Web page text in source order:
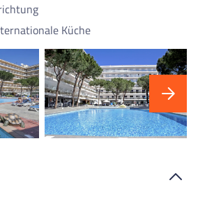
Küche